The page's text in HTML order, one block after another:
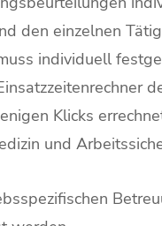
den einzelnen
individuell
Klicks
und